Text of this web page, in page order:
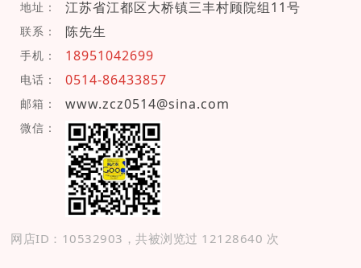
地址： 江苏省江都区大桥镇三丰村顾院组11号
联系： 陈先生
手机： 18951042699
电话： 0514-86433857
邮箱： www.zcz0514@sina.com
微信：
网店ID：10532903，共被浏览过 12128640 次